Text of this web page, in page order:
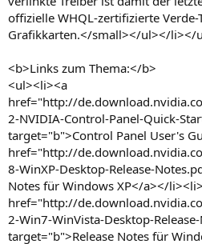
offizielle WHQL-zertifizierte
Grafikkarten.</small></ul></li></
<b>Links zum Thema:</b>
<ul><li><a
href="http://
2-NVIDIA-Control-Panel-Quick-
target="b">Control Panel User's
href="http://
8-WinXP-Desktop-Release-
Notes für Windows XP</a></
href="http://
2-Win7-WinVista-Desktop-
target="b">Release Notes für